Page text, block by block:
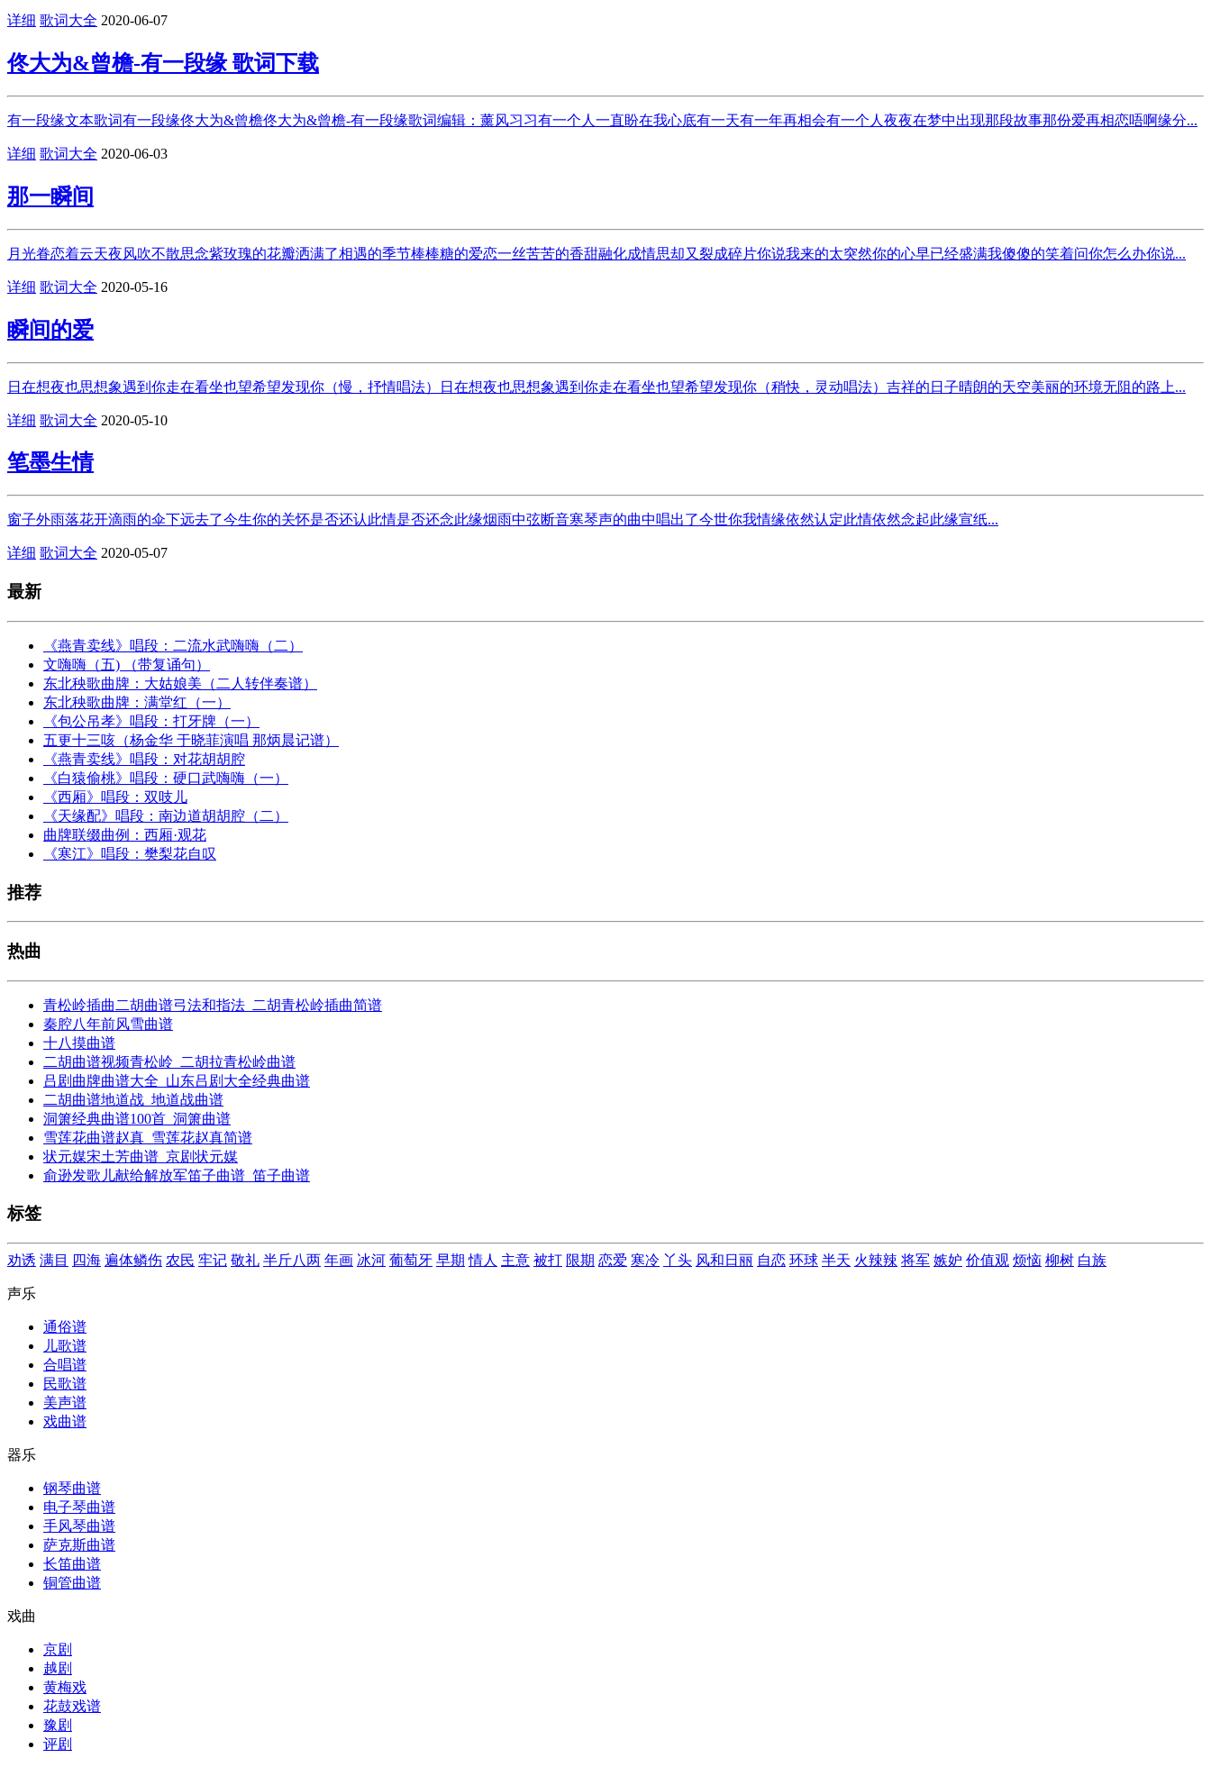
详细 歌词大全 2020-06-07
佟大为&曾檐-有一段缘 歌词下载
有一段缘文本歌词有一段缘佟大为&曾檐佟大为&曾檐-有一段缘歌词编辑：薰风习习有一个人一直盼在我心底有一天有一年再相会有一个人夜夜在梦中出现那段故事那份爱再相恋唔啊缘分...
详细 歌词大全 2020-06-03
那一瞬间
月光眷恋着云天夜风吹不散思念紫玫瑰的花瓣洒满了相遇的季节棒棒糖的爱恋一丝苦苦的香甜融化成情思却又裂成碎片你说我来的太突然你的心早已经盛满我傻傻的笑着问你怎么办你说...
详细 歌词大全 2020-05-16
瞬间的爱
日在想夜也思想象遇到你走在看坐也望希望发现你（慢，抒情唱法）日在想夜也思想象遇到你走在看坐也望希望发现你（稍快，灵动唱法）吉祥的日子晴朗的天空美丽的环境无阻的路上...
详细 歌词大全 2020-05-10
笔墨生情
窗子外雨落花开­滴雨的伞下远去了今生你的关怀­是否还认此情­是否还念此缘­烟雨中弦断音寒­琴声的曲中唱出了今世你我情缘­依然认定此情­依然念起此缘­宣纸...
详细 歌词大全 2020-05-07
最新
《燕青卖线》唱段：二流水武嗨嗨（二）
文嗨嗨（五) （带复诵句）
东北秧歌曲牌：大姑娘美（二人转伴奏谱）
东北秧歌曲牌：满堂红（一）
《包公吊孝》唱段：打牙牌（一）
五更十三咳（杨金华 于晓菲演唱 那炳晨记谱）
《燕青卖线》唱段：对花胡胡腔
《白猿偷桃》唱段：硬口武嗨嗨（一）
《西厢》唱段：双吱儿
《天缘配》唱段：南边道胡胡腔（二）
曲牌联缀曲例：西厢·观花
《寒江》唱段：樊梨花自叹
推荐
热曲
青松岭插曲二胡曲谱弓法和指法_二胡青松岭插曲简谱
秦腔八年前风雪曲谱
十八摸曲谱
二胡曲谱视频青松岭_二胡拉青松岭曲谱
吕剧曲牌曲谱大全_山东吕剧大全经典曲谱
二胡曲谱地道战_地道战曲谱
洞箫经典曲谱100首_洞箫曲谱
雪莲花曲谱赵真_雪莲花赵真简谱
状元媒宋土芳曲谱_京剧状元媒
俞逊发歌儿献给解放军笛子曲谱_笛子曲谱
标签
劝诱 满目 四海 遍体鳞伤 农民 牢记 敬礼 半斤八两 年画 冰河 葡萄牙 早期 情人 主意 被打 限期 恋爱 寒冷 丫头 风和日丽 自恋 环球 半天 火辣辣 将军 嫉妒 价值观 烦恼 柳树 白族
声乐
通俗谱
儿歌谱
合唱谱
民歌谱
美声谱
戏曲谱
器乐
钢琴曲谱
电子琴曲谱
手风琴曲谱
萨克斯曲谱
长笛曲谱
铜管曲谱
戏曲
京剧
越剧
黄梅戏
花鼓戏谱
豫剧
评剧